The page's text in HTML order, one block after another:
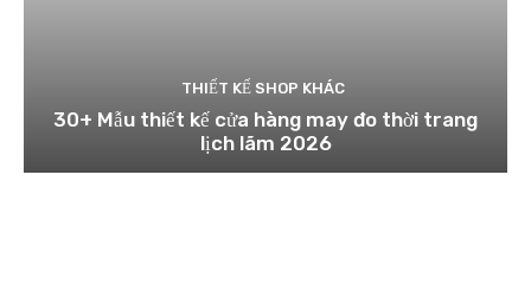
THIẾT KẾ SHOP KHÁC
30+ Mẫu thiết kế cửa hàng may đo thời trang
lịch lãm 2026